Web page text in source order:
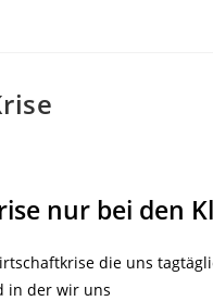
nur bei den
die uns
in der wir uns